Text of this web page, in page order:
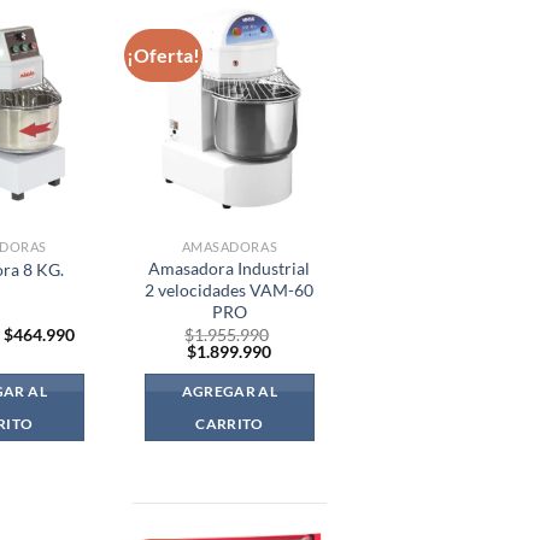
8 KG.
El
era:
$599.990.
$464.990El
AL
¡Oferta!
AMASADORAS
Amasadora Industrial
2 velocidades VAM-60
PRO
$1.955.990
El
original
era:
$1.955.990.
$1.899.990El
actual
es:
AGREGAR AL
CARRITO